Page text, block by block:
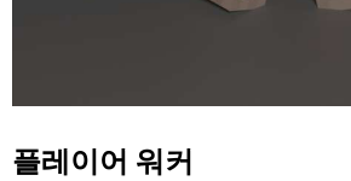
플레이어 워커